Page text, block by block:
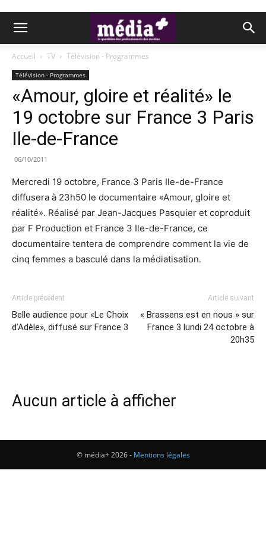
Accueil TV Télévision - Programmes
Télévision - Programmes
«Amour, gloire et réalité» le
19 octobre sur France 3 Paris
Ile-de-France
06/10/2011
Mercredi 19 octobre, France 3 Paris Ile-de-France
diffusera à 23h50 le documentaire «Amour, gloire et
réalité». Réalisé par Jean-Jacques Pasquier et coproduit
par F Production et France 3 Ile-de-France, ce
documentaire tentera de comprendre comment la vie de
cinq femmes a basculé dans la médiatisation.
Article précédent
Belle audience pour «Le Choix
d’Adèle», diffusé sur France 3
Article suivant
« Brassens est en nous » sur
France 3 lundi 24 octobre à
20h35
Aucun article à afficher
© média+ 2026 - Mentions légales